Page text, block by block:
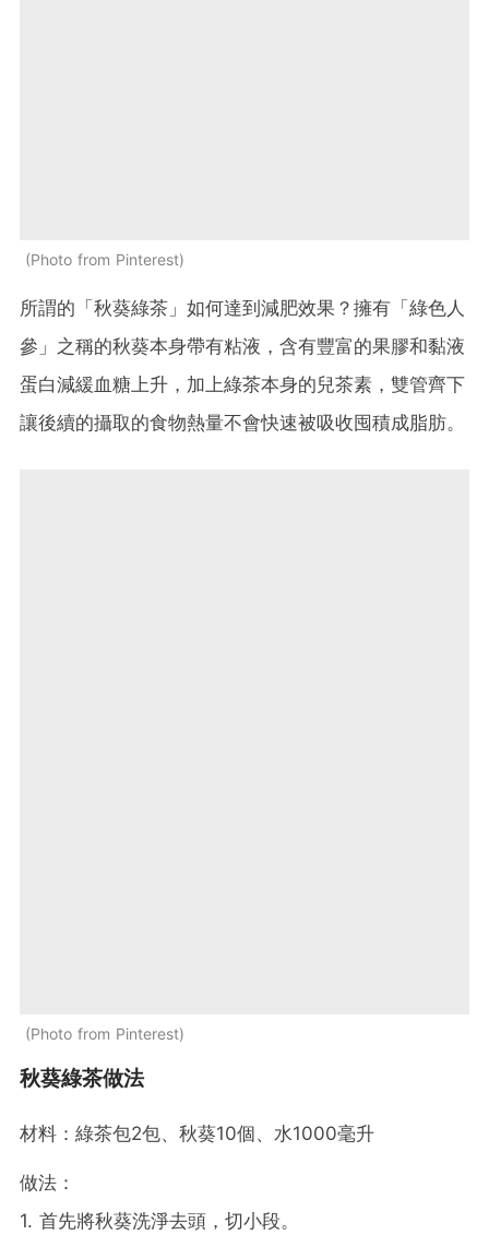
Photo from Pinterest
所謂的「秋葵綠茶」如何達到減肥效果？擁有「綠色人
參」之稱的秋葵本身帶有粘液，含有豐富的果膠和黏液
蛋白減緩血糖上升，加上綠茶本身的兒茶素，雙管齊下
讓後續的攝取的食物熱量不會快速被吸收囤積成脂肪。
Photo from Pinterest
秋葵綠茶做法
材料：綠茶包2包、秋葵10個、水1000毫升
做法：
1. 首先將秋葵洗淨去頭，切小段。